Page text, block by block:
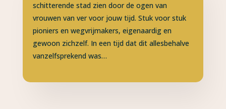
schitterende stad zien door de ogen van
vrouwen van ver voor jouw tijd. Stuk voor stuk
pioniers en wegvrijmakers, eigenaardig en
gewoon zichzelf. In een tijd dat dit allesbehalve
vanzelfsprekend was…